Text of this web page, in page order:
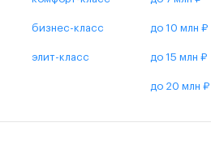
бизнес-класс
элит-класс
до 10 млн ₽
до 15 млн ₽
до 20 млн ₽